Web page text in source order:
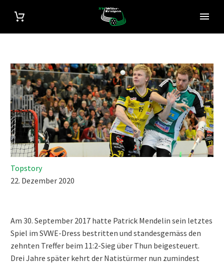
Topstory
22. Dezember 2020
Am 30. September 2017 hatte Patrick Mendelin sein letztes
Spiel im SVWE-Dress bestritten und standesgemäss den
zehnten Treffer beim 11:2-Sieg über Thun beigesteuert.
Drei Jahre später kehrt der Natistürmer nun zumindest